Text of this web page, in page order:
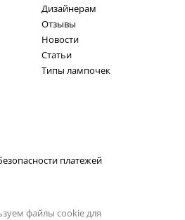
Дизайнерам
Отзывы
Новости
Статьи
Типы лампочек
платежей
файлы cookie для